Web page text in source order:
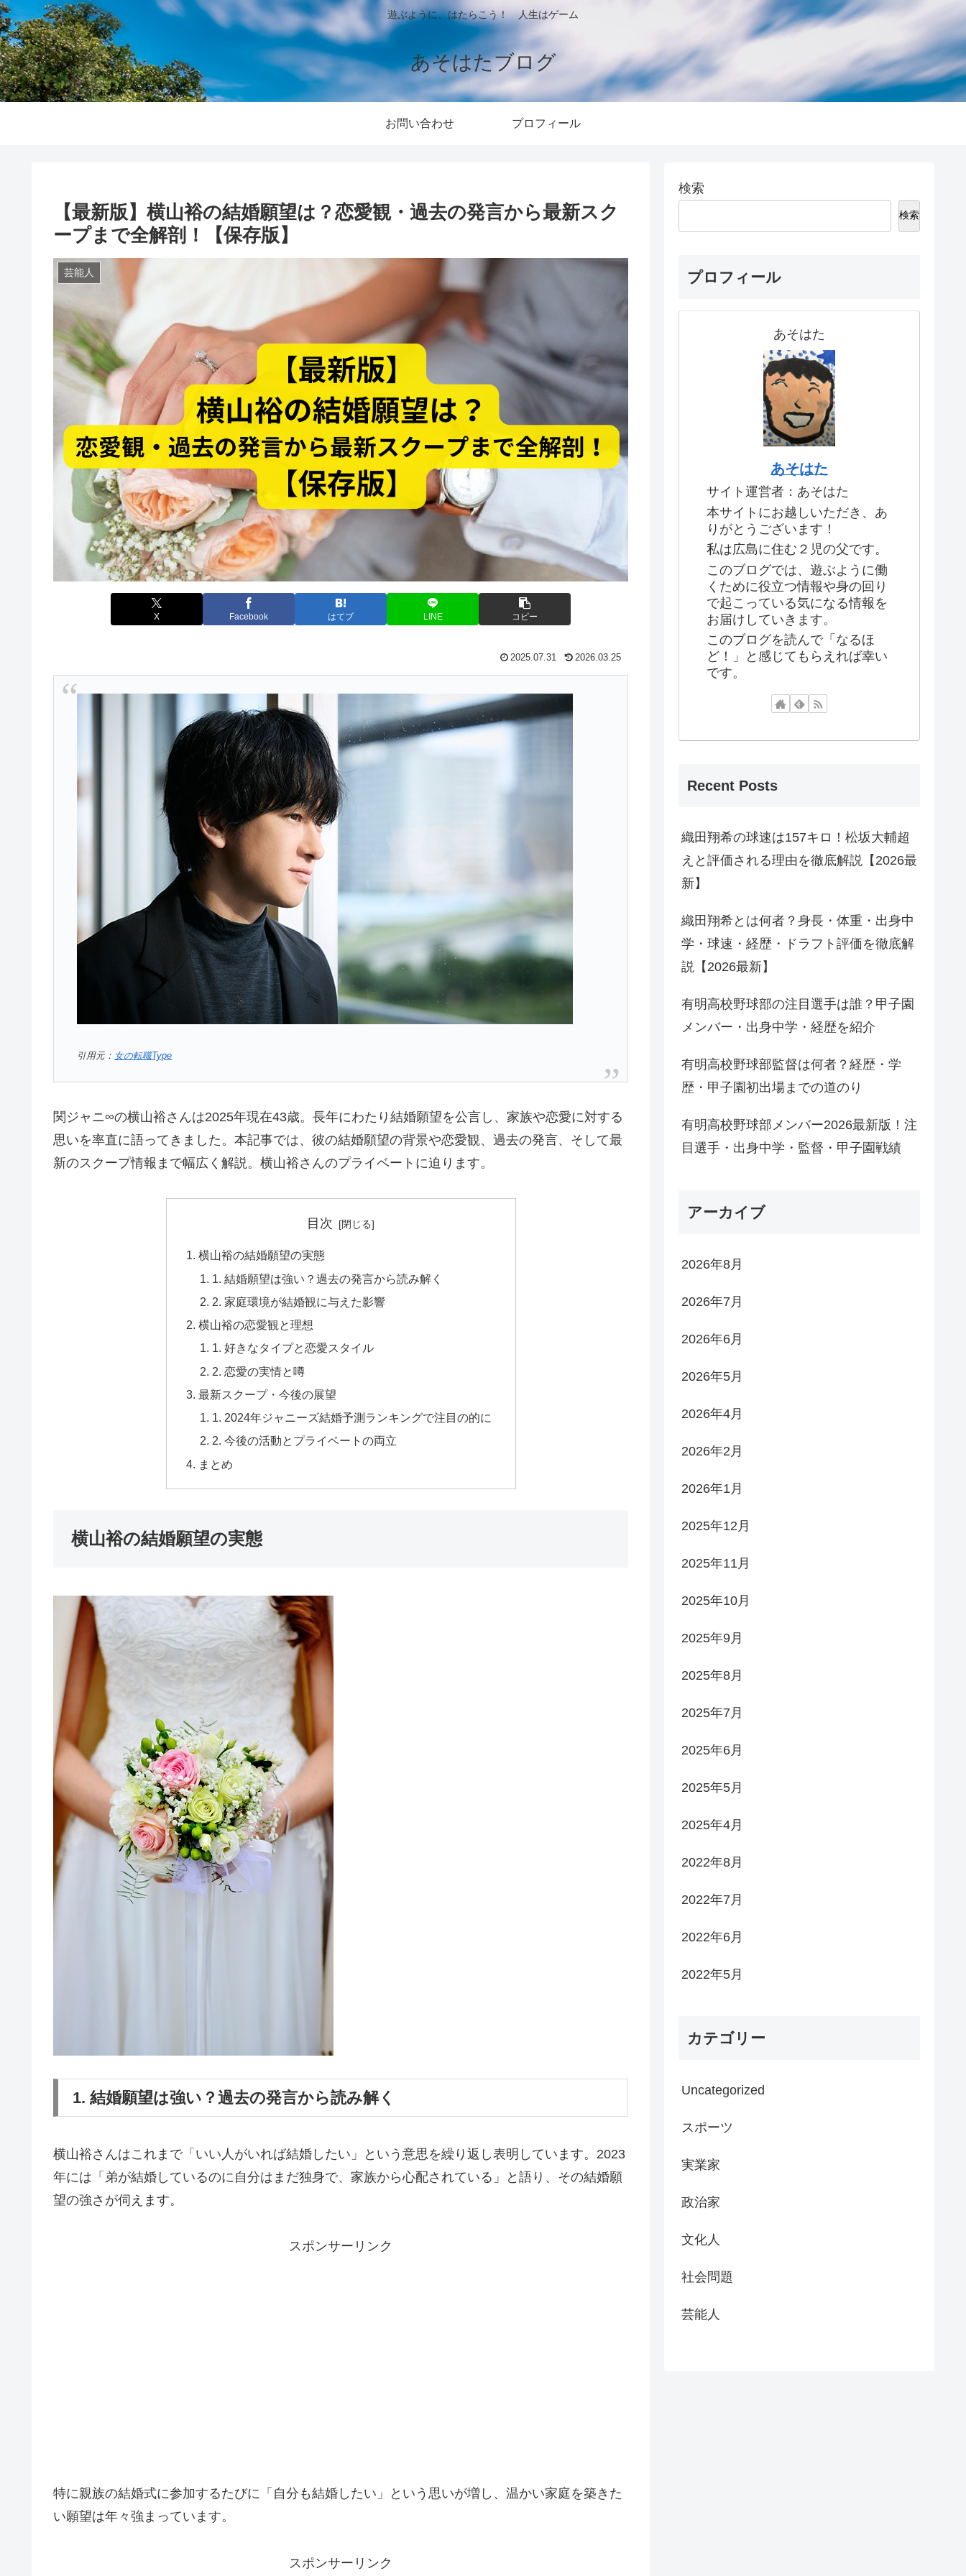
遊ぶように、はたらこう！ 人生はゲーム
あそはたブログ
お問い合わせ プロフィール
【最新版】横山裕の結婚願望は？恋愛観・過去の発言から最新スク
ープまで全解剖！【保存版】
芸能人
X Facebook はてブ LINE コピー
2025.07.31 2026.03.25
引用元： 女の転職Type
関ジャニ∞の横山裕さんは2025年現在43歳。長年にわたり結婚願望を公言し、家族や恋愛に対する
思いを率直に語ってきました。本記事では、彼の結婚願望の背景や恋愛観、過去の発言、そして最
新のスクープ情報まで幅広く解説。横山裕さんのプライベートに迫ります。
目次
横山裕の結婚願望の実態
1. 結婚願望は強い？過去の発言から読み解く
2. 家庭環境が結婚観に与えた影響
横山裕の恋愛観と理想
1. 好きなタイプと恋愛スタイル
2. 恋愛の実情と噂
最新スクープ・今後の展望
1. 2024年ジャニーズ結婚予測ランキングで注目の的に
2. 今後の活動とプライベートの両立
まとめ
横山裕の結婚願望の実態
1. 結婚願望は強い？過去の発言から読み解く
横山裕さんはこれまで「いい人がいれば結婚したい」という意思を繰り返し表明しています。2023
年には「弟が結婚しているのに自分はまだ独身で、家族から心配されている」と語り、その結婚願
望の強さが伺えます。
スポンサーリンク
特に親族の結婚式に参加するたびに「自分も結婚したい」という思いが増し、温かい家庭を築きた
い願望は年々強まっています。
スポンサーリンク
検索
検索
プロフィール
あそはた
あそはた
サイト運営者：あそはた
本サイトにお越しいただき、あ
りがとうございます！
私は広島に住む２児の父です。
このブログでは、遊ぶように働
くために役立つ情報や身の回り
で起こっている気になる情報を
お届けしていきます。
このブログを読んで「なるほ
ど！」と感じてもらえれば幸い
です。
Recent Posts
織田翔希の球速は157キロ！松坂大輔超
えと評価される理由を徹底解説【2026最
新】
織田翔希とは何者？身長・体重・出身中
学・球速・経歴・ドラフト評価を徹底解
説【2026最新】
有明高校野球部の注目選手は誰？甲子園
メンバー・出身中学・経歴を紹介
有明高校野球部監督は何者？経歴・学
歴・甲子園初出場までの道のり
有明高校野球部メンバー2026最新版！注
目選手・出身中学・監督・甲子園戦績
アーカイブ
2026年8月
2026年7月
2026年6月
2026年5月
2026年4月
2026年2月
2026年1月
2025年12月
2025年11月
2025年10月
2025年9月
2025年8月
2025年7月
2025年6月
2025年5月
2025年4月
2022年8月
2022年7月
2022年6月
2022年5月
カテゴリー
Uncategorized
スポーツ
実業家
政治家
文化人
社会問題
芸能人